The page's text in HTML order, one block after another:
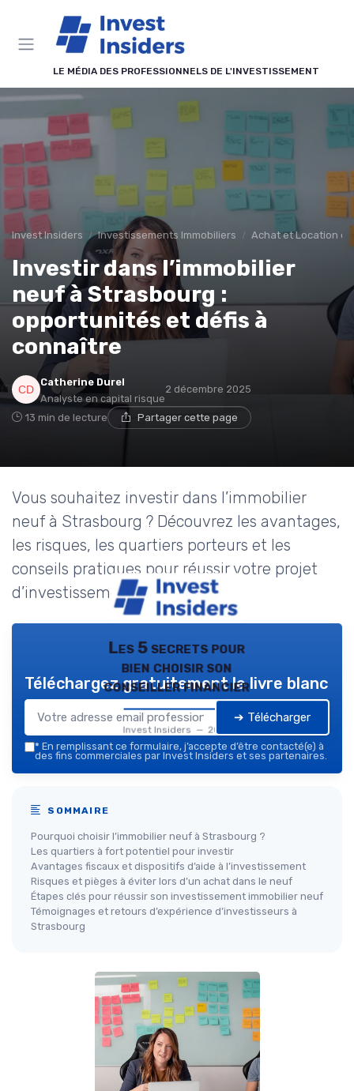
LE MÉDIA DES PROFESSIONNELS DE L'INVESTISSEMENT
Invest Insiders Investissements Immobiliers Achat et Location
Investir dans l’immobilier
neuf à Strasbourg :
opportunités et défis à
connaître
Catherine Durel
Analyste en capital risque
2 décembre 2025
13 min de lecture Partager cette page
Vous souhaitez investir dans l’immobilier
neuf à Strasbourg ? Découvrez les avantages,
les risques, les quartiers porteurs et les
conseils pratiques pour réussir votre projet
d’investissement.
Les 5 secrets pour
bien choisir son
conseiller financier
Invest Insiders — 2026
Téléchargez gratuitement le livre blanc
➔ Télécharger
* En remplissant ce formulaire, j’accepte d’être contacté(e) à
des fins commerciales par Invest Insiders et ses partenaires.
SOMMAIRE
Pourquoi choisir l’immobilier neuf à Strasbourg ?
Les quartiers à fort potentiel pour investir
Avantages fiscaux et dispositifs d’aide à l’investissement
Risques et pièges à éviter lors d’un achat dans le neuf
Étapes clés pour réussir son investissement immobilier neuf
Témoignages et retours d’expérience d’investisseurs à
Strasbourg